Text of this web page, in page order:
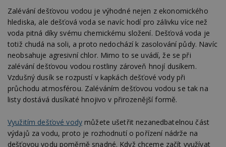
Zalévání dešťovou vodou je výhodné nejen z ekonomického
hlediska, ale dešťová voda se navíc hodí pro zálivku více než
voda pitná díky svému chemickému složení. Dešťová voda je
totiž chudá na soli, a proto nedochází k zasolování půdy. Navíc
neobsahuje agresivní chlor. Mimo to se uvádí, že se při
zalévání dešťovou vodou rostliny zároveň hnojí dusíkem.
Vzdušný dusík se rozpustí v kapkách dešťové vody při
průchodu atmosférou. Zaléváním dešťovou vodou se tak na
listy dostává dusíkaté hnojivo v přirozenější formě.
Využitím dešťové vodymůžete ušetřit nezanedbatelnou část
výdajů za vodu, proto je rozhodnutí o pořízení nádrže na
dešťovou vodu poměrně snadné. Když chceme začít využívat